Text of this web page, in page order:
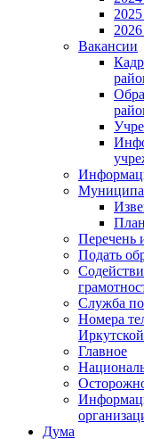
Вакансии
Перечень
Подать
Служба по
Номера
Главное
Дума